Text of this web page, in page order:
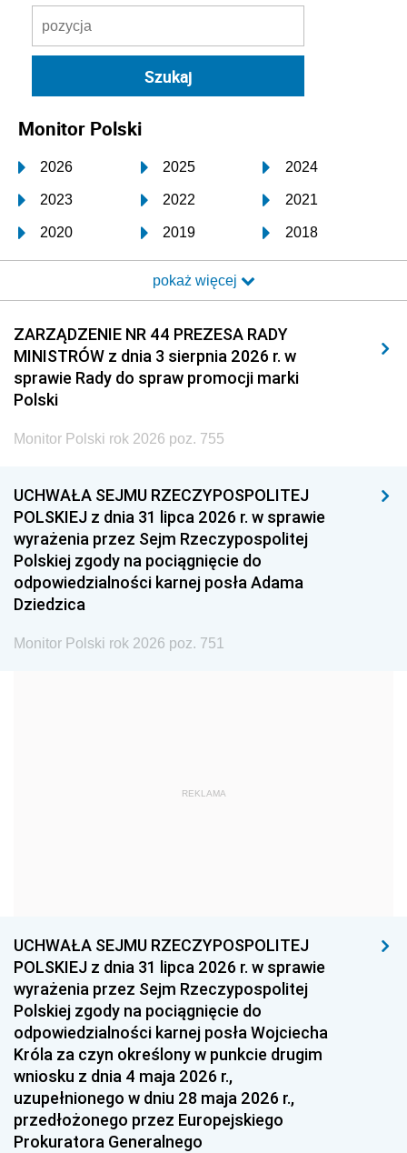
Monitor Polski
2026 2025 2024
2023 2022 2021
2020 2019 2018
2017 2016 2015
2014 2013 2012
2011 2010 2009
2008 2007 2006
2005
1996 1995 1994
1993 1992 1991
1990 1989
1987 1986 1985
1968
1954 1953 1952
1951 1950 1949
1948 1947
1939 1938 1937
1936 1930
pokaż więcej
ZARZĄDZENIE NR 44 PREZESA RADY
MINISTRÓW z dnia 3 sierpnia 2026 r. w
sprawie Rady do spraw promocji marki
Polski
Monitor Polski rok 2026 poz. 755
UCHWAŁA SEJMU RZECZYPOSPOLITEJ
POLSKIEJ z dnia 31 lipca 2026 r. w sprawie
wyrażenia przez Sejm Rzeczypospolitej
Polskiej zgody na pociągnięcie do
odpowiedzialności karnej posła Adama
Dziedzica
Monitor Polski rok 2026 poz. 751
REKLAMA
UCHWAŁA SEJMU RZECZYPOSPOLITEJ
POLSKIEJ z dnia 31 lipca 2026 r. w sprawie
wyrażenia przez Sejm Rzeczypospolitej
Polskiej zgody na pociągnięcie do
odpowiedzialności karnej posła Wojciecha
Króla za czyn określony w punkcie drugim
wniosku z dnia 4 maja 2026 r.,
uzupełnionego w dniu 28 maja 2026 r.,
przedłożonego przez Europejskiego
Prokuratora Generalnego